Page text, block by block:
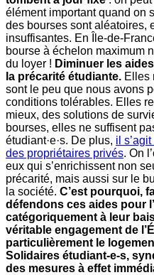
élément important quand on
des bourses sont aléatoires,
insuffisantes. En Île-de-
bourse à échelon maximum
du loyer ! Diminuer les
la précarité étudiante. Elles
sont le peu que nous avons
conditions tolérables. Elles
mieux, des solutions de
bourses, elles ne suffisent
étudiant·e·s. De plus, il
des propriétaires privés. On
eux qui s’enrichissent non
précarité, mais aussi sur le
la société. C’est pourquoi,
défendons ces aides pour
catégoriquement à leur
véritable engagement de
particulièrement le
Solidaires étudiant-e-s,
des mesures à effet